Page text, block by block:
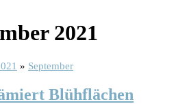
2021
» September
Blühflächen